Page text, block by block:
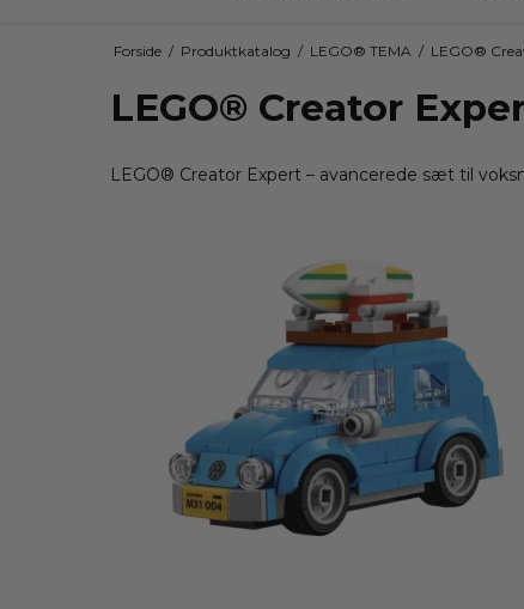
Forside / Produktkatalog / LEGO® TEMA / LEGO®
LEGO® Creator
LEGO® Creator Expert – avancerede sæt til